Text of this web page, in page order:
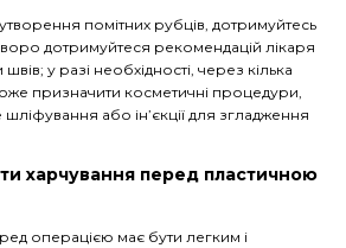
помітних рубців, дотримуйтесь
дотримуйтеся рекомендацій лікаря
у разі необхідності, через кілька
призначити косметичні процедури,
шліфування або ін’єкції для згладження
харчування перед пластичною
операцією має бути легким і